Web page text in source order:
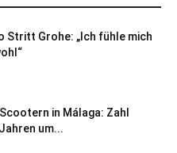
Stritt Grohe: „Ich fühle mich
in Málaga: Zahl
um...